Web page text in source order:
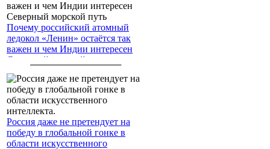
Почему российский атомный
ледокол «Ленин» остаётся так
важен и чем Индии интересен
Северный морской путь
Россия даже не претендует на
победу в глобальной гонке в
области искусственного